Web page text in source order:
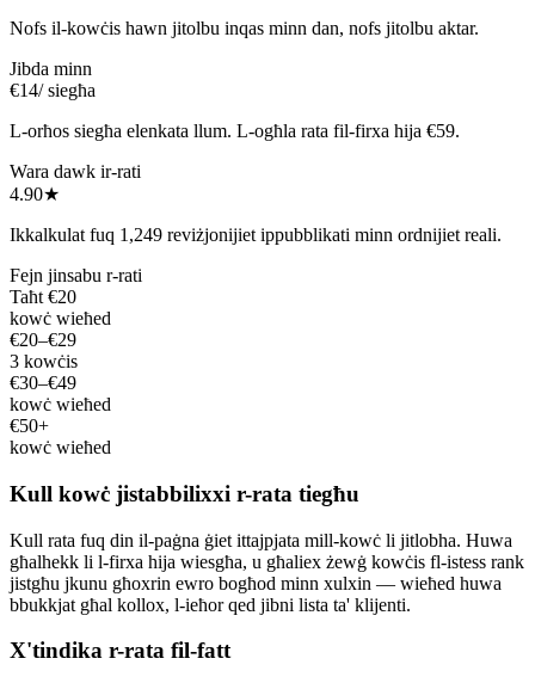
Nofs il-kowċis hawn jitolbu inqas minn dan, nofs jitolbu aktar.
Jibda minn
€14/ siegħa
L-orħos siegħa elenkata llum. L-ogħla rata fil-firxa hija €59.
Wara dawk ir-rati
4.90★
Ikkalkulat fuq 1,249 reviżjonijiet ippubblikati minn ordnijiet reali.
Fejn jinsabu r-rati
Taħt €20
kowċ wieħed
€20–€29
3 kowċis
€30–€49
kowċ wieħed
€50+
kowċ wieħed
Kull kowċ jistabbilixxi r-rata tiegħu
Kull rata fuq din il-paġna ġiet ittajpjata mill-kowċ li jitlobha. Huwa
għalhekk li l-firxa hija wiesgħa, u għaliex żewġ kowċis fl-istess rank
jistgħu jkunu għoxrin ewro bogħod minn xulxin — wieħed huwa
bbukkjat għal kollox, l-ieħor qed jibni lista ta' klijenti.
X'tindika r-rata fil-fatt